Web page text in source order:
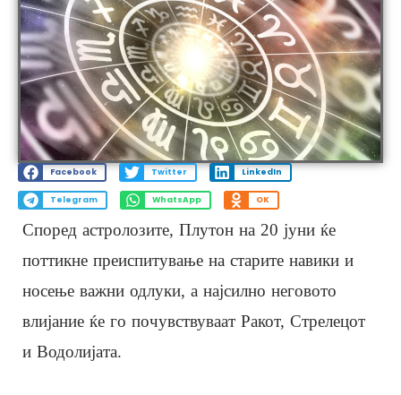
Facebook Twitter LinkedIn
Telegram WhatsApp OK
Според астролозите, Плутон на 20 јуни ќе
поттикне преиспитување на старите навики и
носење важни одлуки, а најсилно неговото
влијание ќе го почувствуваат Ракот, Стрелецот
и Водолијата.